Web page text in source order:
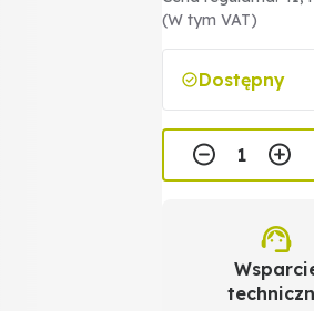
(W tym VAT)
Dostępny